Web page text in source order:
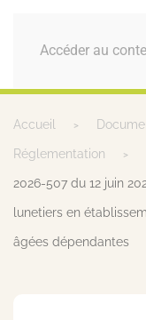
Accéder au
MENU
Accueil
Réglementation
2026-507 du 12 juin
lunetiers en
âgées dépendantes